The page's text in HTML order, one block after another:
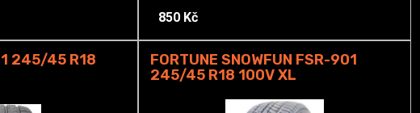
850 Kč
245/45 R18
FORTUNE SNOWFUN FSR-901
245/45 R18 100V XL